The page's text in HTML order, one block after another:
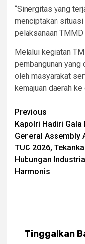
“Sinergitas yang
menciptakan
pelaksanaan TMMD
Melalui kegiatan
pembangunan yang
oleh masyarakat
kemajuan daerah ke
Post
Previous
Kapolri Hadiri Gala
General Assembly
TUC 2026,
Hubungan Industrial
Harmonis
Tinggalkan